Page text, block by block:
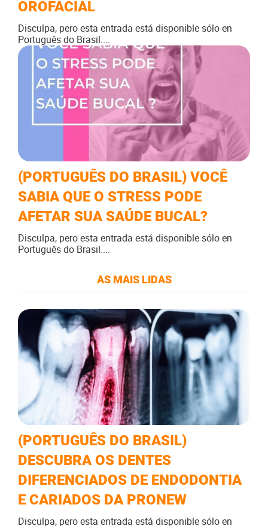
OROFACIAL
Disculpa, pero esta entrada está disponible sólo en
Português do Brasil....
(PORTUGUÊS DO BRASIL) VOCÊ
SABIA QUE O STRESS PODE
AFETAR SUA SAÚDE BUCAL?
Disculpa, pero esta entrada está disponible sólo en
Português do Brasil....
AS MAIS LIDAS
(PORTUGUÊS DO BRASIL)
DESCUBRA OS DENTES
DIFERENCIADOS DE ENDODONTIA
E CARIADOS DA PRONEW
Disculpa, pero esta entrada está disponible sólo en